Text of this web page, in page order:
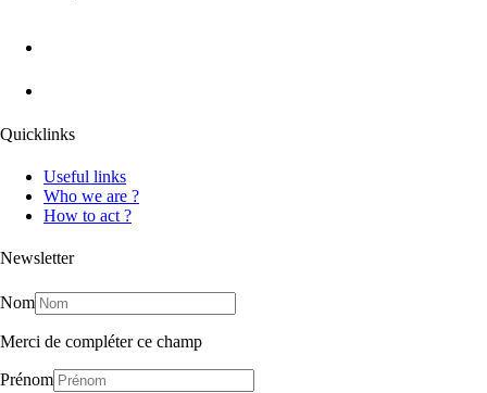
Quicklinks
Useful links
Who we are ?
How to act ?
Newsletter
Nom
Merci de compléter ce champ
Prénom